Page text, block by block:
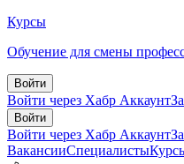
Курсы
Обучение для смены
Войти
Войти через Хабр Аккаунт
Войти
Войти через Хабр Аккаунт
ВакансииСпециалисты